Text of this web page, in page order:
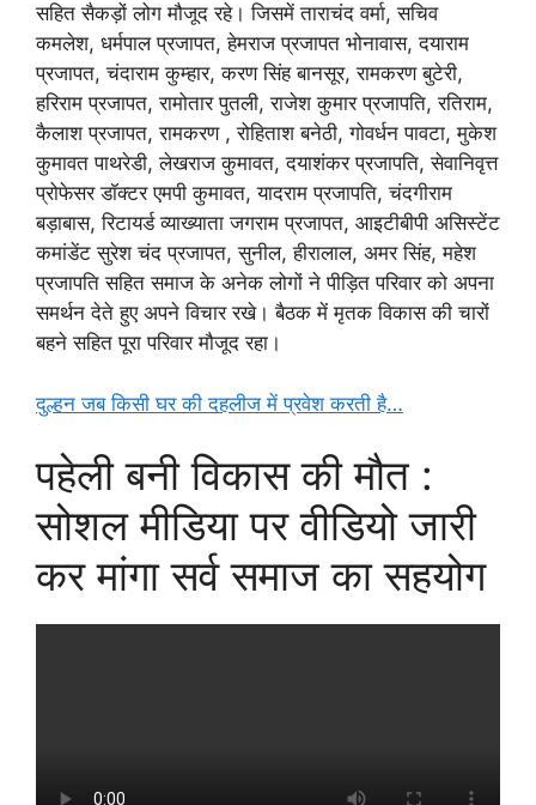
सहित सैकड़ों लोग मौजूद रहे। जिसमें ताराचंद वर्मा, सचिव
कमलेश, धर्मपाल प्रजापत, हेमराज प्रजापत भोनावास, दयाराम
प्रजापत, चंदाराम कुम्हार, करण सिंह बानसूर, रामकरण बुटेरी,
हरिराम प्रजापत, रामोतार पुतली, राजेश कुमार प्रजापति, रतिराम,
कैलाश प्रजापत, रामकरण , रोहिताश बनेठी, गोवर्धन पावटा, मुकेश
कुमावत पाथरेडी, लेखराज कुमावत, दयाशंकर प्रजापति, सेवानिवृत्त
प्रोफेसर डॉक्टर एमपी कुमावत, यादराम प्रजापति, चंदगीराम
बड़ाबास, रिटायर्ड व्याख्याता जगराम प्रजापत, आइटीबीपी असिस्टेंट
कमांडेंट सुरेश चंद प्रजापत, सुनील, हीरालाल, अमर सिंह, महेश
प्रजापति सहित समाज के अनेक लोगों ने पीड़ित परिवार को अपना
समर्थन देते हुए अपने विचार रखे। बैठक में मृतक विकास की चारों
बहने सहित पूरा परिवार मौजूद रहा।
दुल्हन जब किसी घर की दहलीज में प्रवेश करती है…
पहेली बनी विकास की मौत :
सोशल मीडिया पर वीडियो जारी
कर मांगा सर्व समाज का सहयोग